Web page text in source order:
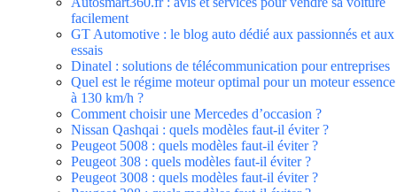
facilement
GT Automotive : le blog auto dédié aux passionnés et aux
essais
Dinatel : solutions de télécommunication pour entreprises
Quel est le régime moteur optimal pour un moteur essence
à 130 km/h ?
Comment choisir une Mercedes d’occasion ?
Nissan Qashqai : quels modèles faut-il éviter ?
Peugeot 5008 : quels modèles faut-il éviter ?
Peugeot 308 : quels modèles faut-il éviter ?
Peugeot 3008 : quels modèles faut-il éviter ?